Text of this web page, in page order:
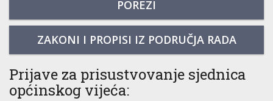
POREZI
ZAKONI I PROPISI IZ PODRUČJA RADA
Prijave za prisustvovanje sjednica
općinskog vijeća: